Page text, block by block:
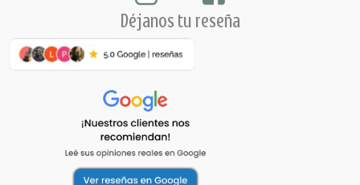
Déjanos tu reseña